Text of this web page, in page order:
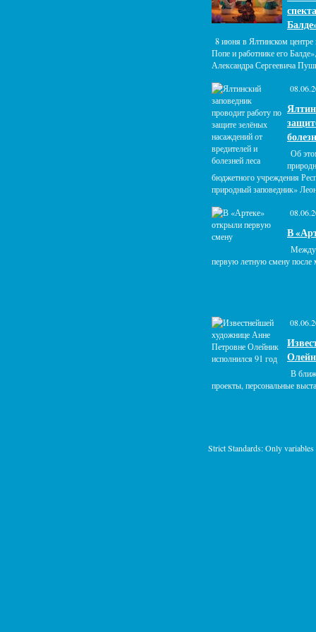
8 июня в Ялтинском центре
Попе и работнике его
Александра Сергеевича
Об
бюджетного учреждения
природный заповедник»
В
первую летную смену после
В
проекты, персональные
Strict Standards: Only